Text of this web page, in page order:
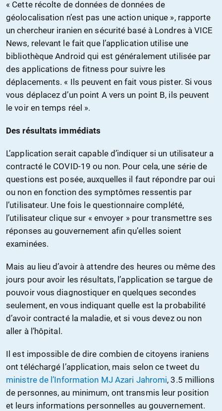
« Cette récolte de données de données de
géolocalisation n’est pas une action unique », rapporte
un chercheur iranien en sécurité basé à Londres à VICE
News, relevant le fait que l’application utilise une
bibliothèque Android qui est généralement utilisée par
des applications de fitness pour suivre les
déplacements. « Ils peuvent en fait vous pister. Si vous
vous déplacez d’un point A vers un point B, ils peuvent
le voir en temps réel ».
Des résultats immédiats
L’application serait capable d’indiquer si un utilisateur a
contracté le COVID-19 ou non. Pour cela, une série de
questions est posée, auxquelles il faut répondre par oui
ou non en fonction des symptômes ressentis par
l’utilisateur. Une fois le questionnaire complété,
l’utilisateur clique sur « envoyer » pour transmettre ses
réponses au gouvernement afin qu’elles soient
examinées.
Mais au lieu d’avoir à attendre des heures ou même des
jours pour avoir les résultats, l’application se targue de
pouvoir vous diagnostiquer en quelques secondes
seulement, en vous indiquant quelle est la probabilité
d’avoir contracté la maladie, et si vous devez ou non
aller à l’hôpital.
Il est impossible de dire combien de citoyens iraniens
ont téléchargé l’application, mais selon ce tweet du
ministre de l’Information MJ Azari Jahromi, 3.5 millions
de personnes, au minimum, ont transmis leur position
et leurs informations personnelles au gouvernement.